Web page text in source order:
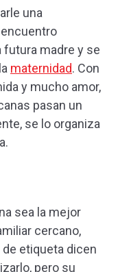
una
encuentro
futura madre y se
maternidad. Con
y mucho amor,
pasan un
se lo organiza
sea la mejor
cercano,
etiqueta dicen
pero su